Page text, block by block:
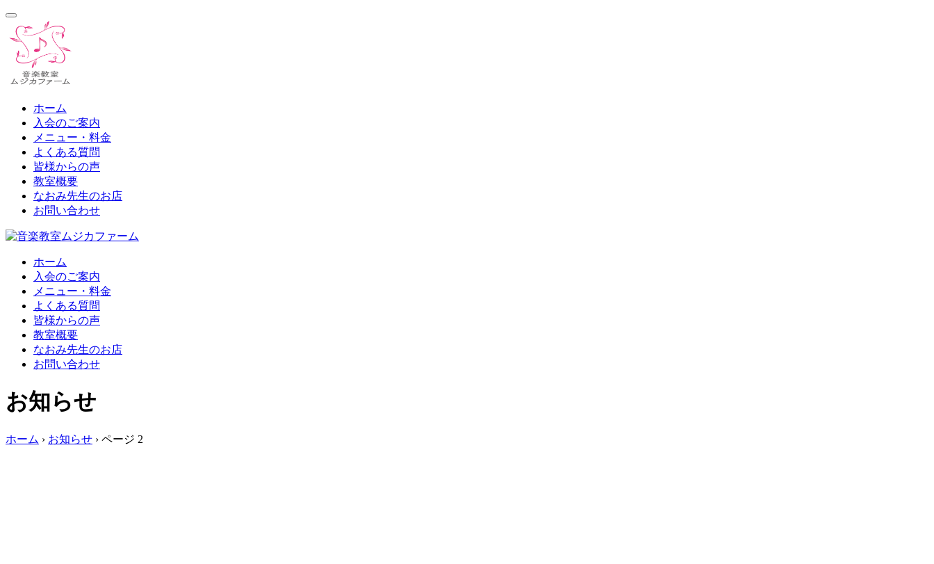
コ
テ
へ
ホーム
入会のご案内
メニュー・料金
よくある質問
皆様からの声
教室概要
なおみ先生のお店
お問い合わせ
ホーム
入会のご案内
メニュー・料金
よくある質問
皆様からの声
教室概要
なおみ先生のお店
お問い合わせ
お知らせ
ホーム › お知らせ › ページ 2